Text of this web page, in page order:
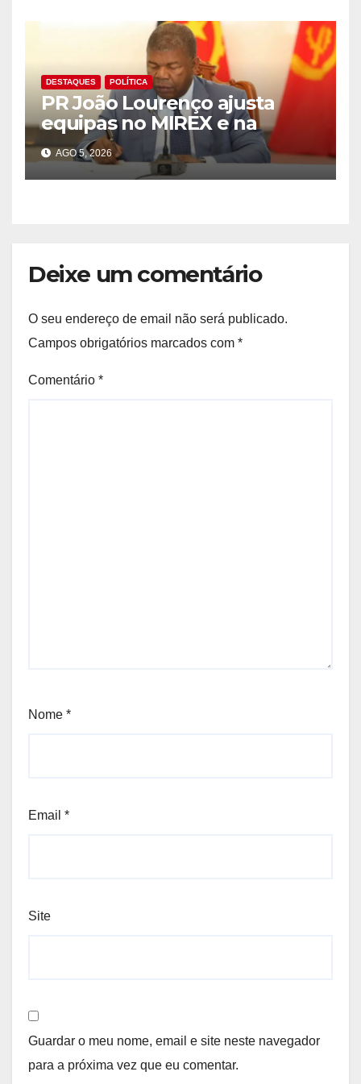
DESTAQUES POLÍTICA
PR João Lourenço ajusta
equipas no MIREX e na
governação do Cuanza Sul
AGO 5, 2026
Deixe um comentário
O seu endereço de email não será publicado.
Campos obrigatórios marcados com *
Comentário *
Nome *
Email *
Site
Guardar o meu nome, email e site neste navegador
para a próxima vez que eu comentar.